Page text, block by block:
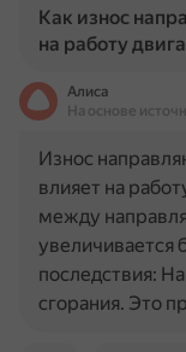
Как износ
на работу
Алиса
На основе
Износ
влияет на
между
увеличивается
последствия:
сгорания. Это